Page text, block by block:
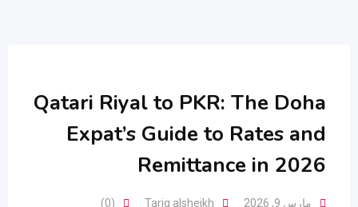
Qatari Riyal to PKR: The Doha
Expat’s Guide to Rates and
Remittance in 2026
مارس 9, 2026 Tariq alsheikh
(0)